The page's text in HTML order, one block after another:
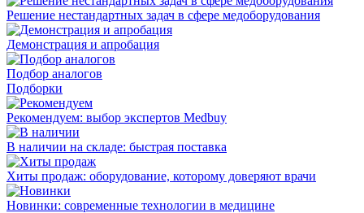
Решение нестандартных задач в сфере медоборудования
Демонстрация и апробация
Подбор аналогов
Подборки
Рекомендуем: выбор экспертов Medbuy
В наличии на складе: быстрая поставка
Хиты продаж: оборудование, которому доверяют врачи
Новинки: современные технологии в медицине